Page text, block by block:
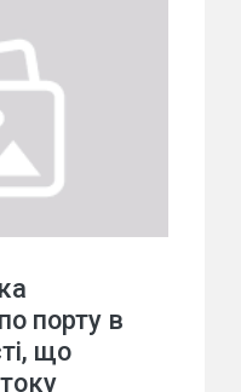
порту в
що